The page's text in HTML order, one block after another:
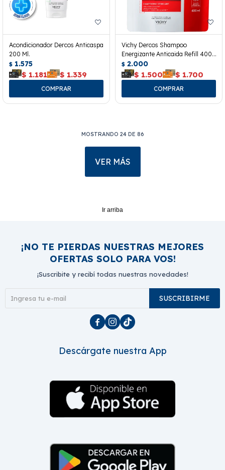
Acondicionador Dercos Anticaspa
200 Ml.
$ 1.575
$ 1.181 $ 1.339
Vichy Dercos Shampoo
Energizante Anticaida Refill 400
Ml.
$ 2.000
$ 1.500 $ 1.700
MOSTRANDO 24 DE 86
VER MÁS
Ir arriba
¡NO TE PIERDAS NUESTRAS MEJORES
OFERTAS SOLO PARA VOS!
¡Suscribite y recibí todas nuestras novedades!
SUSCRIBIRME
  
Descárgate nuestra App